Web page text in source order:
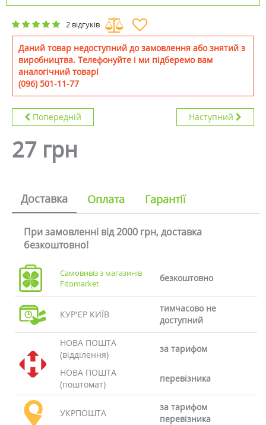
2 відгуків
Даний товар недоступний до замовлення або знятий з
виробництва. Телефонуйте і ми підберемо вам
аналогічний товар!
(096) 501-11-77
Попередній Наступний
27 грн
Доставка Оплата Гарантії
При замовленні від 2000 грн, доставка
безкоштовно!
Самовивіз з магазинів
Fitomarket
безкоштовно
КУР'ЄР КИЇВ
тимчасово не
доступний
НОВА ПОШТА
(відділення)
за тарифом
НОВА ПОШТА
(поштомат)
перевізника
УКРПОШТА
за тарифом
перевізника